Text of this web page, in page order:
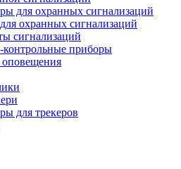
для охранных сигнализаций
охранных сигнализаций
сигнализаций
приборы
для трекеров